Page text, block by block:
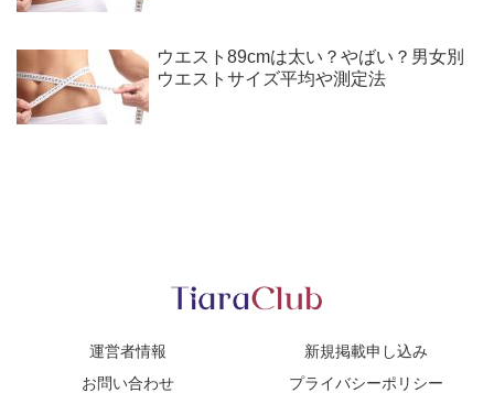
ウエスト89cmは太い？やばい？男女別
ウエストサイズ平均や測定法
運営者情報
新規掲載申し込み
お問い合わせ
プライバシーポリシー